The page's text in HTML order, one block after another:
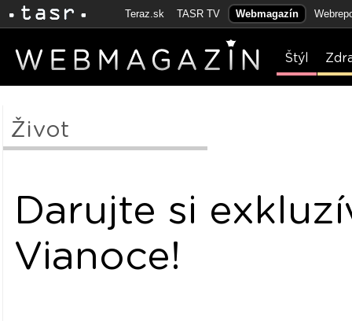
Teraz.sk TASR TV Webmagazín
Štýl
Život
Darujte si
Vianoce!